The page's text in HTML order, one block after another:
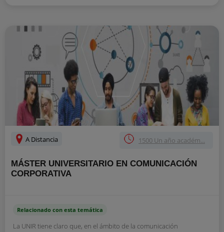
A Distancia 1500 Un año académ...
MÁSTER UNIVERSITARIO EN COMUNICACIÓN
CORPORATIVA
Relacionado con esta temática
La UNIR tiene claro que, en el ámbito de la comunicación